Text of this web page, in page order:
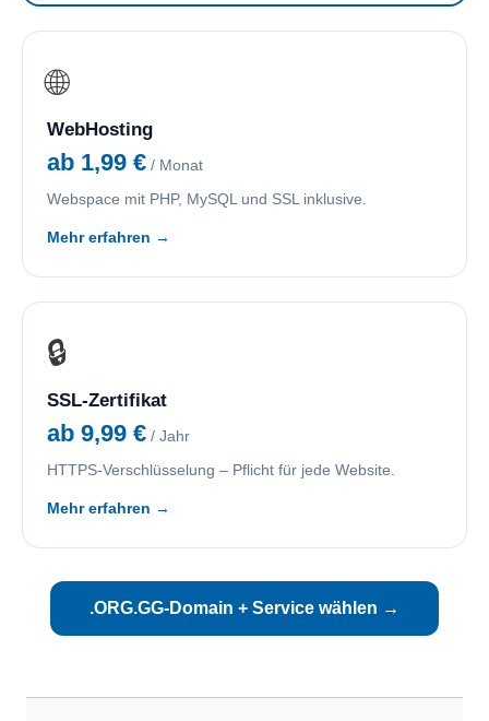
🌐
WebHosting
ab 1,99 € / Monat
Webspace mit PHP, MySQL und SSL inklusive.
Mehr erfahren →
🔒
SSL-Zertifikat
ab 9,99 € / Jahr
HTTPS-Verschlüsselung – Pflicht für jede Website.
Mehr erfahren →
.ORG.GG-Domain + Service wählen →